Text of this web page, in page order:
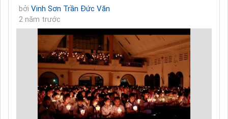
bởi Vinh Sơn Trần Đức Văn
2 năm trước